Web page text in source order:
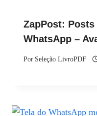
ZapPost:
WhatsApp –
Por Seleção LivroPDF